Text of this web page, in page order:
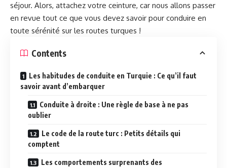
séjour. Alors, attachez votre ceinture, car nous allons passer
en revue tout ce que vous devez savoir pour conduire en
toute sérénité sur les routes turques !
Contents
Les habitudes de conduite en Turquie : Ce qu’il faut
savoir avant d’embarquer
Conduite à droite : Une règle de base à ne pas
oublier
Le code de la route turc : Petits détails qui
comptent
Les comportements surprenants des